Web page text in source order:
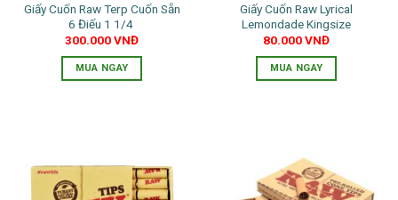
Giấy Cuốn Raw Terp Cuốn Sẵn
6 Điếu 1 1/4
300.000VNĐ
MUA NGAY
Giấy Cuốn Raw Lyrical
Lemondade Kingsize
80.000VNĐ
MUA NGAY